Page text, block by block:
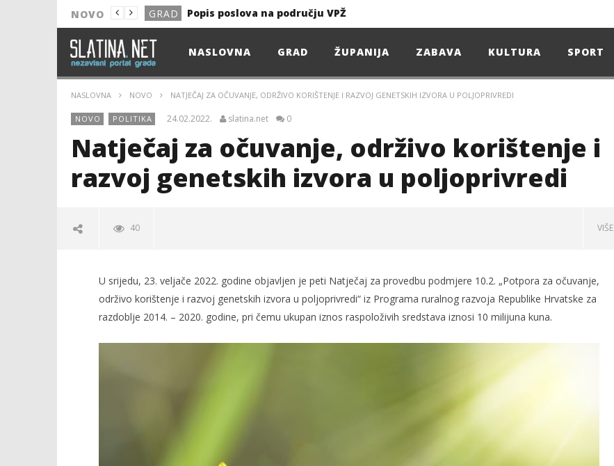
NOVO GRAD
Popis poslova na području VPŽ
NOVO
NOVO
NOVO
NOVO
Poduzetnička oluja: Priča o braći koja su u samo osam godina osvojila tržište
KULTURA
4. Oluja Jazz Fest donosi dvije večeri vrhunskog jazza
GRAD
13. akcija DDK u 2026.
NASLOVNA GRAD ŽUPANIJA ZABAVA KULTURA SPORT
NASLOVNA NOVO NATJEČAJ ZA OČUVANJE, ODRŽIVO KORIŠTENJE I RAZVOJ GENETSKIH IZVORA U POLJOPRIVREDI
NOVO POLITIKA 24.02.2022. slatina.net 0
Natječaj za očuvanje, održivo korištenje i
razvoj genetskih izvora u poljoprivredi
40 VIŠE
U srijedu, 23. veljače 2022. godine objavljen je peti Natječaj za provedbu podmjere 10.2. „Potpora za očuvanje,
održivo korištenje i razvoj genetskih izvora u poljoprivredi“ iz Programa ruralnog razvoja Republike Hrvatske za
razdoblje 2014. – 2020. godine, pri čemu ukupan iznos raspoloživih sredstava iznosi 10 milijuna kuna.